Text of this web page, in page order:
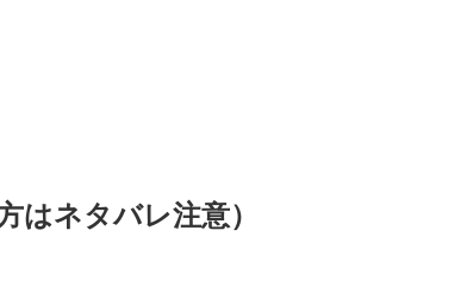
はネタバレ注意）